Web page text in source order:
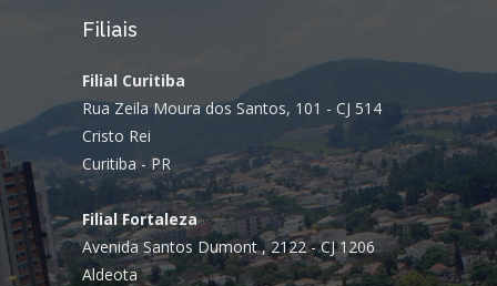
Filiais
Filial Curitiba
Rua Zeila Moura dos Santos, 101 - CJ 514
Cristo Rei
Curitiba - PR
Filial Fortaleza
Avenida Santos Dumont , 2122 - CJ 1206
Aldeota